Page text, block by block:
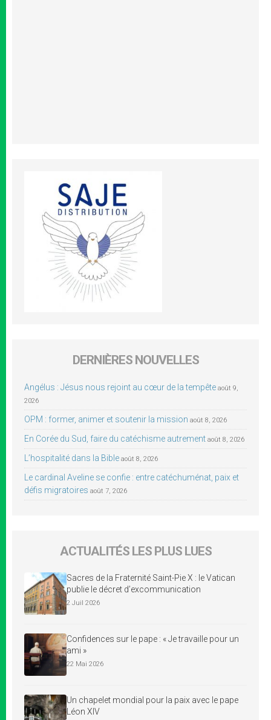
DERNIÈRES NOUVELLES
Angélus : Jésus nous rejoint au cœur de la tempête août 9,
2026
OPM : former, animer et soutenir la mission août 8, 2026
En Corée du Sud, faire du catéchisme autrement août 8, 2026
L’hospitalité dans la Bible août 8, 2026
Le cardinal Aveline se confie : entre catéchuménat, paix et
défis migratoires août 7, 2026
ACTUALITÉS LES PLUS LUES
Sacres de la Fraternité Saint-Pie X : le Vatican
publie le décret d’excommunication
2 Juil 2026
Confidences sur le pape : « Je travaille pour un
ami »
22 Mai 2026
Un chapelet mondial pour la paix avec le pape
Léon XIV